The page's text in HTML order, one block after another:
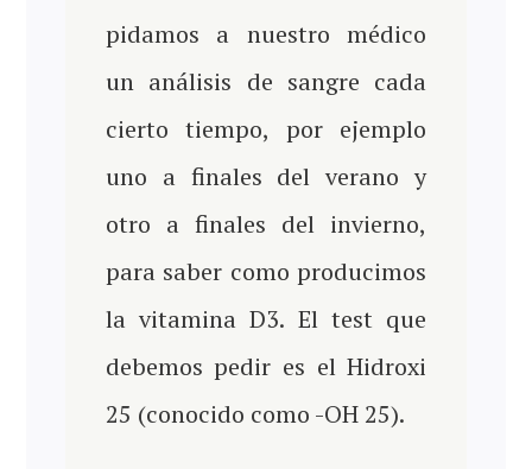
pidamos a nuestro médico
un análisis de sangre cada
cierto tiempo, por ejemplo
uno a finales del verano y
otro a finales del invierno,
para saber como producimos
la vitamina D3. El test que
debemos pedir es el Hidroxi
25 (conocido como -OH 25).